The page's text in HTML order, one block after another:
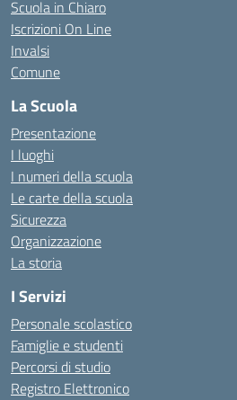
Scuola in Chiaro
Iscrizioni On Line
Invalsi
Comune
La Scuola
Presentazione
I luoghi
I numeri della scuola
Le carte della scuola
Sicurezza
Organizzazione
La storia
I Servizi
Personale scolastico
Famiglie e studenti
Percorsi di studio
Registro Elettronico